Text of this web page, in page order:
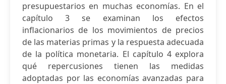
presupuestarios en muchas economías. En el
capítulo 3 se examinan los efectos
inflacionarios de los movimientos de precios
de las materias primas y la respuesta adecuada
de la política monetaria. El capítulo 4 explora
qué repercusiones tienen las medidas
adoptadas por las economías avanzadas para